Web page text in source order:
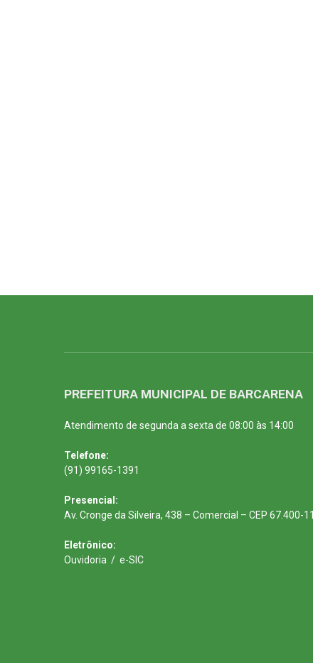
PREFEITURA MUNICIPAL DE BARCARENA
Atendimento de segunda a sexta de 08:00 às 14:00
Telefone:
(91) 99165-1391
Presencial:
Av. Cronge da Silveira, 438 – Comercial – CEP 67.400-
Eletrônico:
Ouvidoria / e-SIC